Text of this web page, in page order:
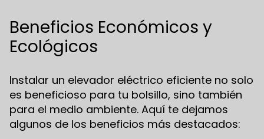
Beneficios Económicos y
Ecológicos
Instalar un elevador eléctrico eficiente no solo
es beneficioso para tu bolsillo, sino también
para el medio ambiente. Aquí te dejamos
algunos de los beneficios más destacados: